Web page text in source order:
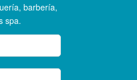
barbería,
spa.